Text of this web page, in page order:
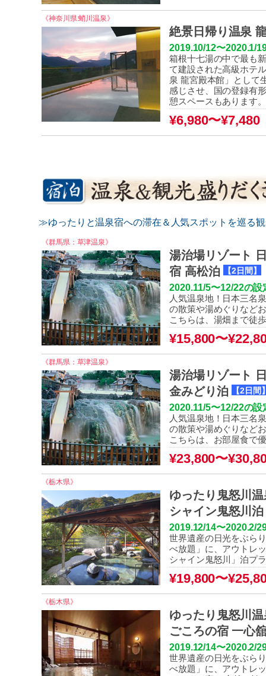
《神奈川県:蛸川温泉》
絶景日帰り温泉
2019.10/12〜2020.1/
箱根十七湯の中で最も
て建設された高級ホテ
泉 龍宮殿本館」として
感じさせ、国の登録有
憩スペースもあります
¥6,980〜¥7,480
≫ゆったりと温泉宿への滞在＆人気スポットを巡る
《群馬県：草津温泉》
湯治場リゾート
宿 高松泊
【2日間】
2020.11/5〜12/22の
人気温泉地！日本三名
の散策や湯めぐりなど
こちらは、湯畑まで徒
¥15,800〜
《群馬県：草津温泉》
湯治場リゾート
金みどり泊
【2日間
2020.11/5〜12/22の
人気温泉地！日本三名
の散策や湯めぐりなど
こちらは、お部屋食で
¥23,800〜
《栃木県》
ゆったり鬼怒川
シャイン鬼怒川泊
2019.12/14〜2020.2/
世界遺産の日光をぶら
べ放題」に、アウトレ
シャイン鬼怒川」泊プ
¥19,800〜
《栃木県》
ゆったり鬼怒川
ごころの宿 一心
2019.12/14〜2020.2/
世界遺産の日光をぶら
べ放題」に、アウトレ